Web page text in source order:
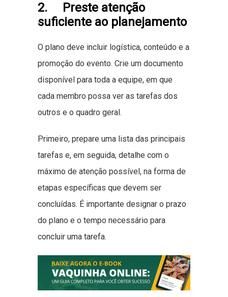
2. Preste atenção
suficiente ao planejamento
O plano deve incluir logística, conteúdo e a
promoção do evento. Crie um documento
disponível para toda a equipe, em que
cada membro possa ver as tarefas dos
outros e o quadro geral.
Primeiro, prepare uma lista das principais
tarefas e, em seguida, detalhe com o
máximo de atenção possível, na forma de
etapas específicas que devem ser
concluídas. É importante designar o prazo
do plano e o tempo necessário para
concluir uma tarefa.